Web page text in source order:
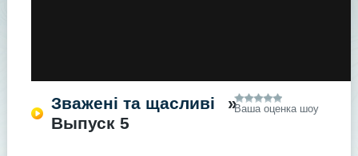
Зважені та щасливі
»
Выпуск 5
Ваша оценка шоу